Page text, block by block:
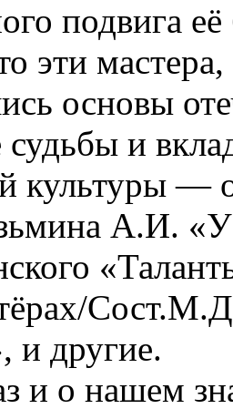
подвига
эти
основы
судьбы и
культуры —
А.И. «У
и другие.
и о нашем